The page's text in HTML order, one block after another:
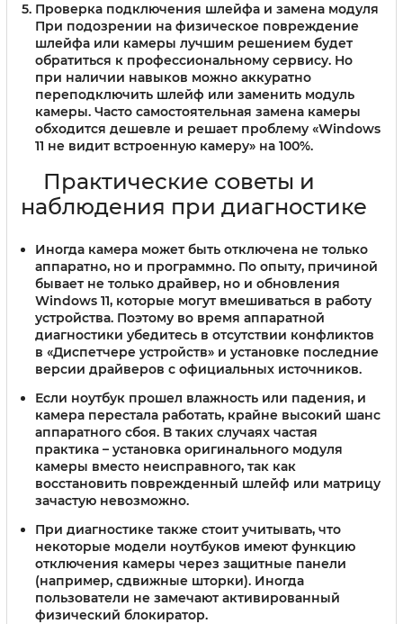
Проверка подключения шлейфа и замена модуля
При подозрении на физическое повреждение
шлейфа или камеры лучшим решением будет
обратиться к профессиональному сервису. Но
при наличии навыков можно аккуратно
переподключить шлейф или заменить модуль
камеры. Часто самостоятельная замена камеры
обходится дешевле и решает проблему «Windows
11 не видит встроенную камеру» на 100%.
Практические советы и
наблюдения при диагностике
Иногда камера может быть отключена не только
аппаратно, но и программно. По опыту, причиной
бывает не только драйвер, но и обновления
Windows 11, которые могут вмешиваться в работу
устройства. Поэтому во время аппаратной
диагностики убедитесь в отсутствии конфликтов
в «Диспетчере устройств» и установке последние
версии драйверов с официальных источников.
Если ноутбук прошел влажность или падения, и
камера перестала работать, крайне высокий шанс
аппаратного сбоя. В таких случаях частая
практика – установка оригинального модуля
камеры вместо неисправного, так как
восстановить поврежденный шлейф или матрицу
зачастую невозможно.
При диагностике также стоит учитывать, что
некоторые модели ноутбуков имеют функцию
отключения камеры через защитные панели
(например, сдвижные шторки). Иногда
пользователи не замечают активированный
физический блокиратор.